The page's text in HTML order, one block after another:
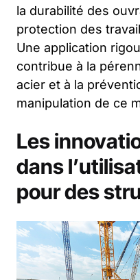
la durabilité des
protection des
Une application
contribue à la
acier et à la
manipulation de ce
Les
dans
pour des